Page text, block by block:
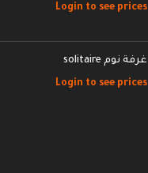
Login to see prices
غرفة نوم solitaire
Login to see prices